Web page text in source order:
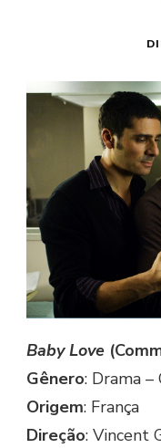
Baby Love
Gênero: Drama –
Origem: França
Direção: Vincent